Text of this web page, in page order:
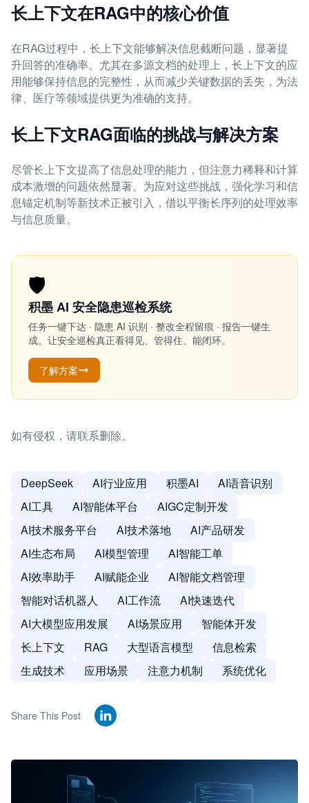
长上下文在RAG中的核心价值
在RAG过程中，长上下文能够解决信息截断问题，显著提
升回答的准确率。尤其在多源文档的处理上，长上下文的应
用能够保持信息的完整性，从而减少关键数据的丢失，为法
律、医疗等领域提供更为准确的支持。
长上下文RAG面临的挑战与解决方案
尽管长上下文提高了信息处理的能力，但注意力稀释和计算
成本激增的问题依然显著。为应对这些挑战，强化学习和信
息锚定机制等新技术正被引入，借以平衡长序列的处理效率
与信息质量。
🛡️
积墨 AI 安全隐患巡检系统
任务一键下达 · 隐患 AI 识别 · 整改全程留痕 · 报告一键生
成。让安全巡检真正看得见、管得住、能闭环。
了解方案
如有侵权，请联系删除。
DeepSeek AI行业应用 积墨AI
AI语音识别
AI工具
AI智能体平台
AIGC定制开发
AI技术服务平台
AI技术落地
AI产品研发
AI生态布局
AI模型管理
AI智能工单
AI效率助手
AI赋能企业
AI智能文档管理
智能对话机器人
AI工作流
AI快速迭代
AI大模型应用发展
AI场景应用
智能体开发
长上下文
RAG 大型语言模型
信息检索
生成技术
应用场景 注意力机制 系统优化
Share This Post